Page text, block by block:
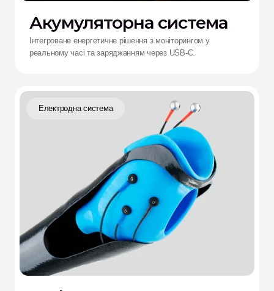
Акумуляторна система
Інтегроване енергетичне рішення з моніторингом у
реальному часі та заряджанням через USB-C.
Електродна система